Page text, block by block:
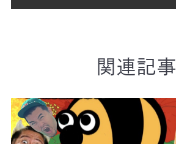
関連記事